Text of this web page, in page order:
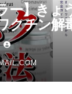
ー】きょ
クチン解